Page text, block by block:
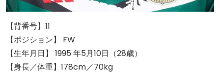
【背番号】11
【ポジション】 FW
【生年月日】 1995 年5月10日（28歳）
【身長／体重】178cm／70kg